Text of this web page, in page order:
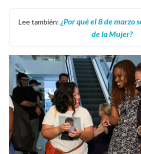
Lee también: ¿Por qué el 8 de marzo
de la Mujer?